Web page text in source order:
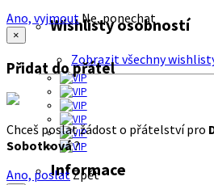
Wishlisty osobností
Zobrazit všechny
Informace
Ano, vyjmout Ne, ponechat
×
Přidat do přátel
Chceš poslat žádost o přátelství pro
Sobotková?
Ano, poslatZpět